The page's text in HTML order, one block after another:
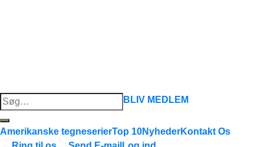
Søg
efter:
BLIV MEDLEM
Amerikanske tegneserierTop 10NyhederKontakt Os